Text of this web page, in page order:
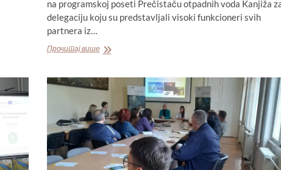
na programskoj poseti Prečistaču otpadnih voda Kanjiža
delegaciju koju su predstavljali visoki funkcioneri svih
partnera iz…
Прочитај вишеPOSETA
PROJEKTA
BEST
WASTEWATER
NA
PPOV
KANJIŽA